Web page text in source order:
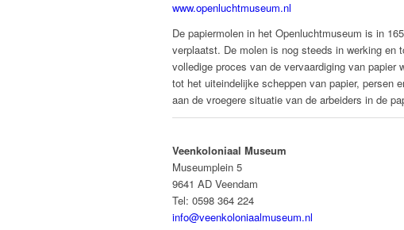
www.openluchtmuseum.nl
De papiermolen in het Openluchtmuseum is in
verplaatst. De molen is nog steeds in werking en
volledige proces van de vervaardiging van
tot het uiteindelijke scheppen van papier, persen
aan de vroegere situatie van de arbeiders in de
Veenkoloniaal Museum
Museumplein 5
9641 AD Veendam
Tel: 0598 364 224
info@veenkoloniaalmuseum.nl